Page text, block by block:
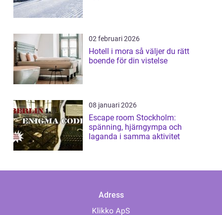
02 februari 2026
Hotell i mora så väljer du rätt
boende för din vistelse
08 januari 2026
Escape room Stockholm:
spänning, hjärngympa och
laganda i samma aktivitet
Adress